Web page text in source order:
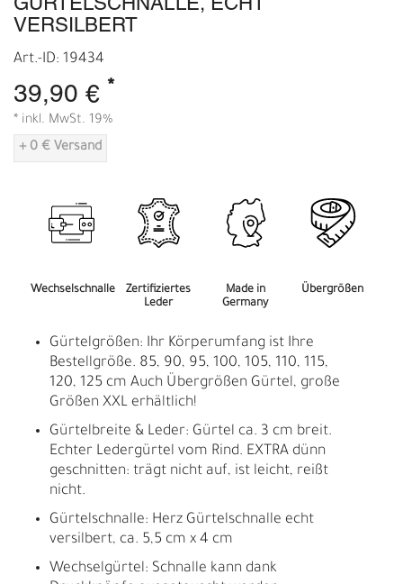
ÜRTELSCHNALLE, ECHT V
ERSILBERT
Art.-ID: 19434
39,90 € *
* inkl. MwSt. 19%
+ 0 € Versand
Wechselschnalle
Zertifiziertes
Leder
Made in
Germany
Übergrößen
Gürtelgrößen: Ihr Körperumfang ist Ihre
Bestellgröße. 85, 90, 95, 100, 105, 110, 115,
120, 125 cm Auch Übergrößen Gürtel, große
Größen XXL erhältlich!
Gürtelbreite & Leder: Gürtel ca. 3 cm breit.
Echter Ledergürtel vom Rind. EXTRA dünn
geschnitten: trägt nicht auf, ist leicht, reißt
nicht.
Gürtelschnalle: Herz Gürtelschnalle echt
versilbert, ca. 5,5 cm x 4 cm
Wechselgürtel: Schnalle kann dank